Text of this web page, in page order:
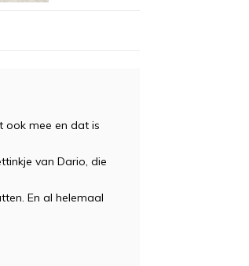
ook mee en dat is
van Dario, die
En al helemaal